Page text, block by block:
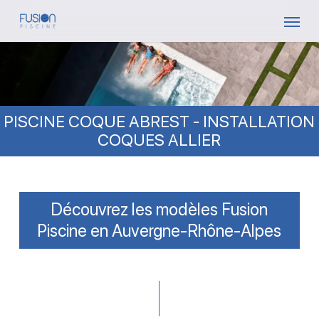
Skip
PISCINE COQUE ABREST - INSTALLATION
COQUES ALLIER
Découvrez les modèles Fusion
Piscine en Auvergne-Rhône-Alpes